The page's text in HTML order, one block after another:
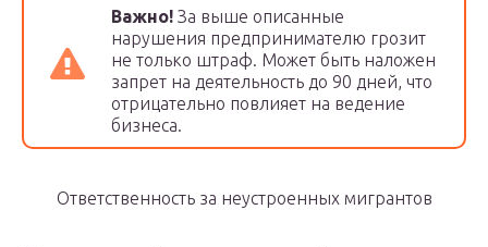
Важно! За выше описанные
нарушения предпринимателю грозит
не только штраф. Может быть наложен
запрет на деятельность до 90 дней, что
отрицательно повлияет на ведение
бизнеса.
Ответственность за неустроенных мигрантов